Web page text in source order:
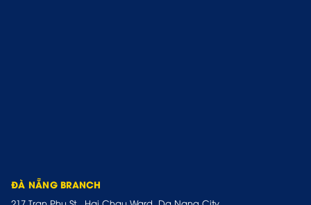
ĐÀ NẴNG BRANCH